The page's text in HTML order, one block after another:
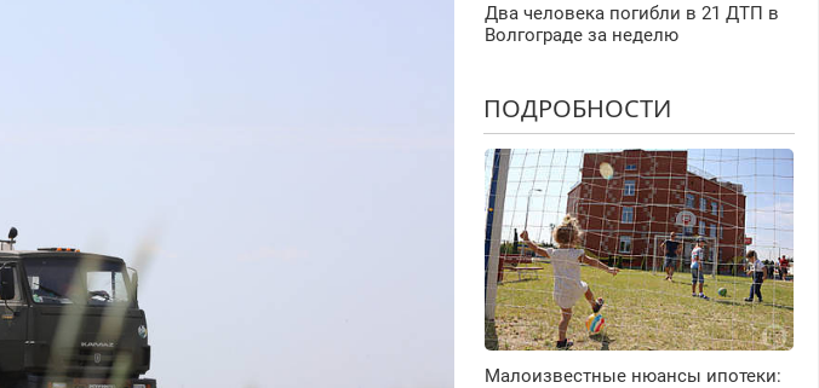
Два человека погибли в 21 ДТП в
Волгограде за неделю
ПОДРОБНОСТИ
Малоизвестные нюансы ипотеки: